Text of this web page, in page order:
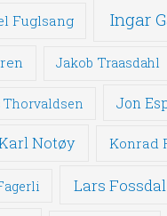
Fuglsang Ingar
Jakob Traasdahl
Thorvaldsen Jon
Notøy Konrad
Lars Fossdal